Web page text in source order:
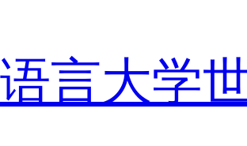
言大学